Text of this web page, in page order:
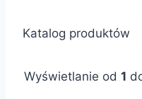
Katalog produktów
Wyświetlanie od 1